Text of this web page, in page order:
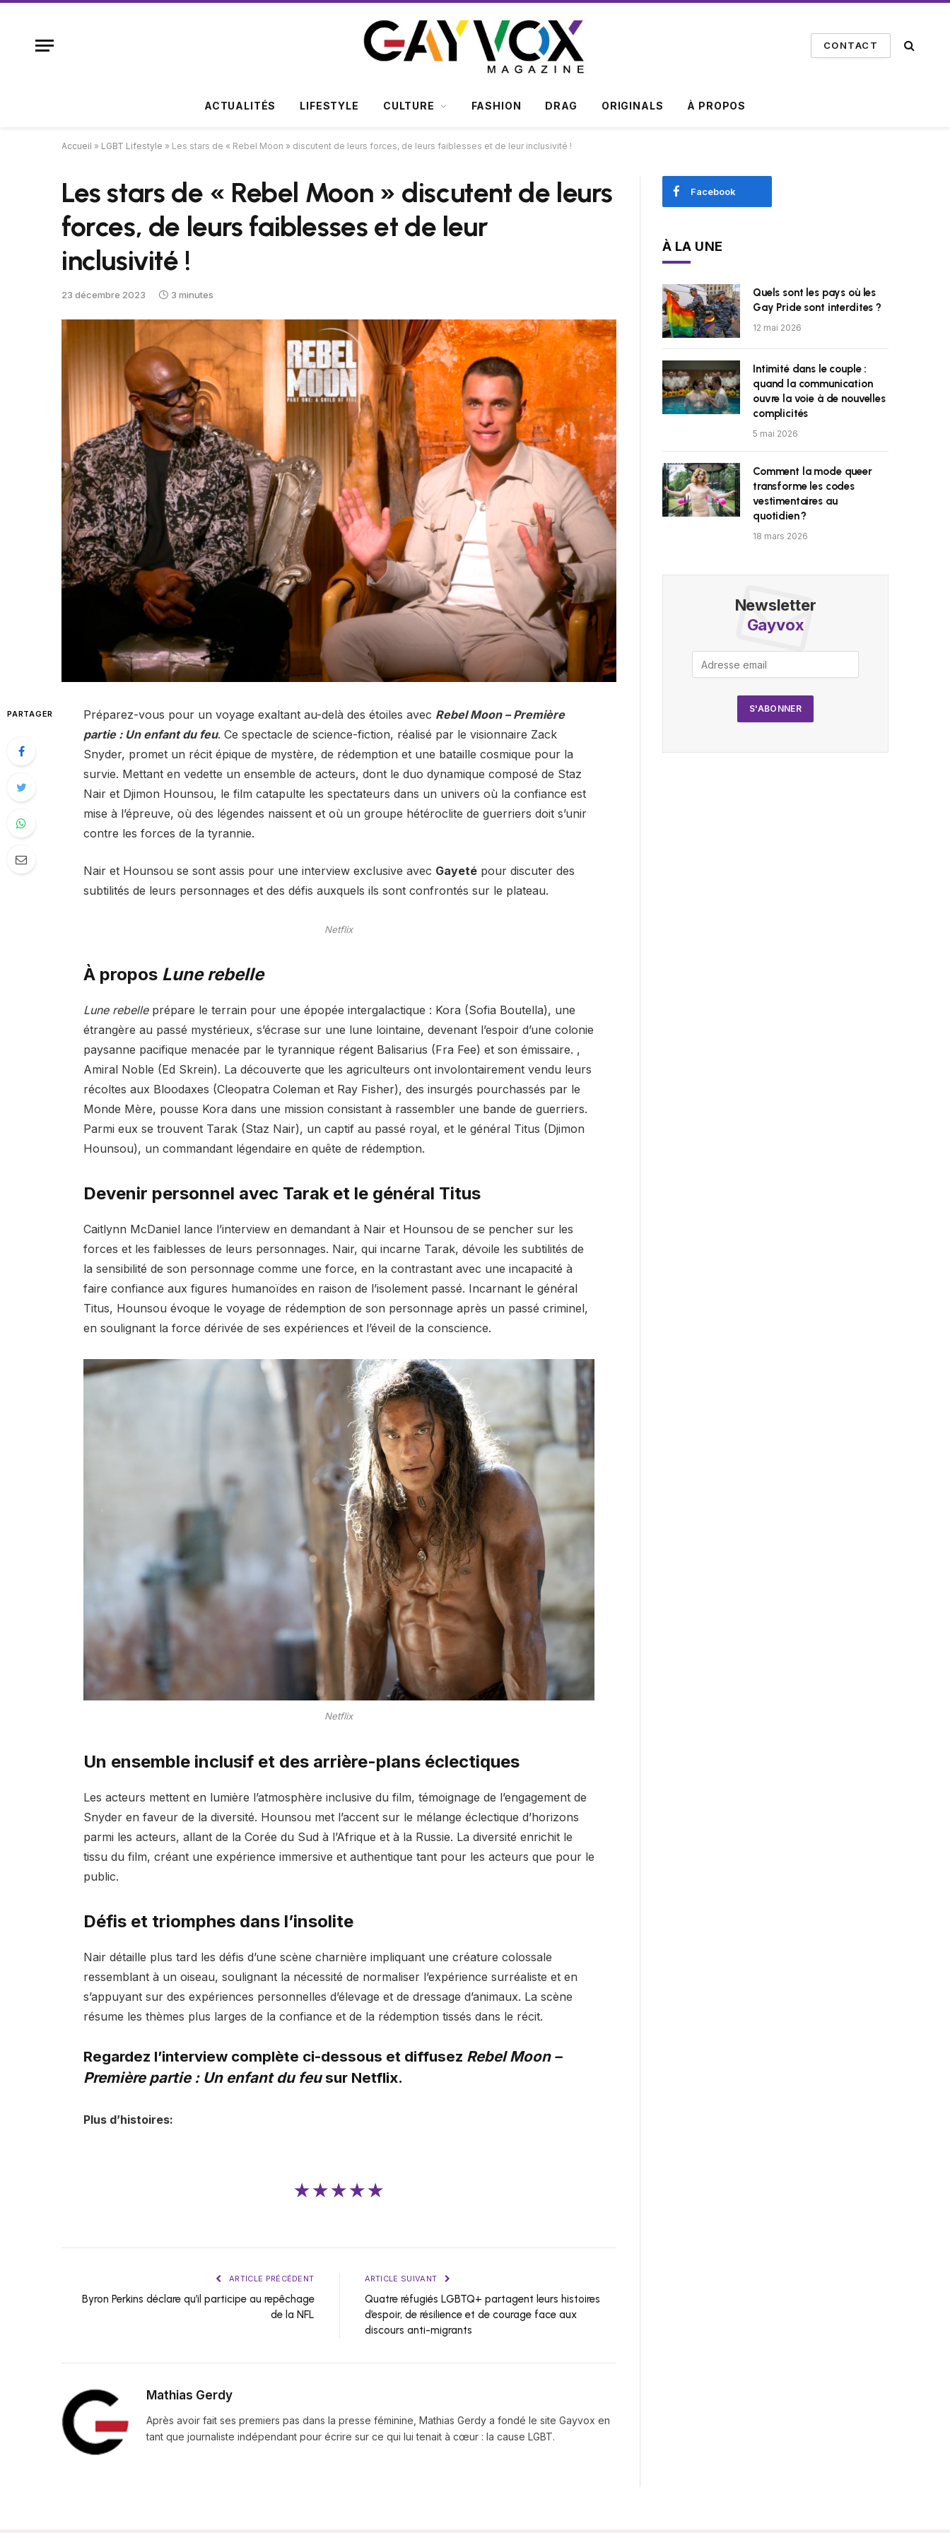
CONTACT
ACTUALITÉS LIFESTYLE CULTURE FASHION DRAG ORIGINALS À PROPOS
Accueil » LGBT Lifestyle » Les stars de « Rebel Moon » discutent de leurs forces, de leurs faiblesses et de leur inclusivité !
Les stars de « Rebel Moon » discutent de leurs
forces, de leurs faiblesses et de leur
inclusivité !
23 décembre 2023 3 minutes
PARTAGER Préparez-vous pour un voyage exaltant au-delà des étoiles avec Rebel Moon – Première
partie : Un enfant du feu. Ce spectacle de science-fiction, réalisé par le visionnaire Zack
Snyder, promet un récit épique de mystère, de rédemption et une bataille cosmique pour la
survie. Mettant en vedette un ensemble de acteurs, dont le duo dynamique composé de Staz
Nair et Djimon Hounsou, le film catapulte les spectateurs dans un univers où la confiance est
mise à l’épreuve, où des légendes naissent et où un groupe hétéroclite de guerriers doit s’unir
contre les forces de la tyrannie.
Nair et Hounsou se sont assis pour une interview exclusive avec Gayetépour discuter des
subtilités de leurs personnages et des défis auxquels ils sont confrontés sur le plateau.
Netflix
À propos Lune rebelle
Lune rebelleprépare le terrain pour une épopée intergalactique : Kora (Sofia Boutella), une
étrangère au passé mystérieux, s’écrase sur une lune lointaine, devenant l’espoir d’une colonie
paysanne pacifique menacée par le tyrannique régent Balisarius (Fra Fee) et son émissaire. ,
Amiral Noble (Ed Skrein). La découverte que les agriculteurs ont involontairement vendu leurs
récoltes aux Bloodaxes (Cleopatra Coleman et Ray Fisher), des insurgés pourchassés par le
Monde Mère, pousse Kora dans une mission consistant à rassembler une bande de guerriers.
Parmi eux se trouvent Tarak (Staz Nair), un captif au passé royal, et le général Titus (Djimon
Hounsou), un commandant légendaire en quête de rédemption.
Devenir personnel avec Tarak et le général Titus
Caitlynn McDaniel lance l’interview en demandant à Nair et Hounsou de se pencher sur les
forces et les faiblesses de leurs personnages. Nair, qui incarne Tarak, dévoile les subtilités de
la sensibilité de son personnage comme une force, en la contrastant avec une incapacité à
faire confiance aux figures humanoïdes en raison de l’isolement passé. Incarnant le général
Titus, Hounsou évoque le voyage de rédemption de son personnage après un passé criminel,
en soulignant la force dérivée de ses expériences et l’éveil de la conscience.
Netflix
Un ensemble inclusif et des arrière-plans éclectiques
Les acteurs mettent en lumière l’atmosphère inclusive du film, témoignage de l’engagement de
Snyder en faveur de la diversité. Hounsou met l’accent sur le mélange éclectique d’horizons
parmi les acteurs, allant de la Corée du Sud à l’Afrique et à la Russie. La diversité enrichit le
tissu du film, créant une expérience immersive et authentique tant pour les acteurs que pour le
public.
Défis et triomphes dans l’insolite
Nair détaille plus tard les défis d’une scène charnière impliquant une créature colossale
ressemblant à un oiseau, soulignant la nécessité de normaliser l’expérience surréaliste et en
s’appuyant sur des expériences personnelles d’élevage et de dressage d’animaux. La scène
résume les thèmes plus larges de la confiance et de la rédemption tissés dans le récit.
Regardez l’interview complète ci-dessous et diffusez Rebel Moon –
Première partie : Un enfant du feusur Netflix.
Plus d’histoires:
★★★★★
ARTICLE PRÉCÉDENT
Byron Perkins déclare qu’il participe au repêchage
de la NFL
ARTICLE SUIVANT
Quatre réfugiés LGBTQ+ partagent leurs histoires
d’espoir, de résilience et de courage face aux
discours anti-migrants
Mathias Gerdy
Après avoir fait ses premiers pas dans la presse féminine, Mathias Gerdy a fondé le site Gayvox en
tant que journaliste indépendant pour écrire sur ce qui lui tenait à cœur : la cause LGBT.
Facebook
À LA UNE
Quels sont les pays où les
Gay Pride sont interdites ?
12 mai 2026
Intimité dans le couple :
quand la communication
ouvre la voie à de nouvelles
complicités
5 mai 2026
Comment la mode queer
transforme les codes
vestimentaires au
quotidien ?
18 mars 2026
Newsletter
Gayvox